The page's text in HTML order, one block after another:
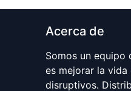
Acerca de
Somos un equipo
es mejorar la
disruptivos.